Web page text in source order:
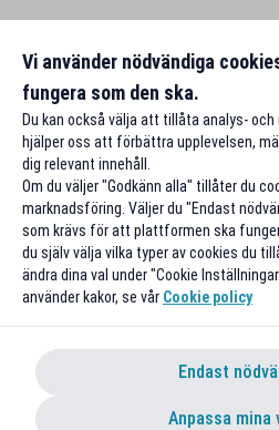
Vi använder nödvändiga
fungera som den ska.
Du kan också välja att tillåta analys-
hjälper oss att förbättra upplevelsen,
dig relevant innehåll.
Om du väljer "Godkänn alla" tillåter du
marknadsföring. Väljer du "Endast
som krävs för att plattformen ska
du själv välja vilka typer av cookies du
ändra dina val under "Cookie
använder kakor, se vår Cookie policy
Endast
Anpassa mina